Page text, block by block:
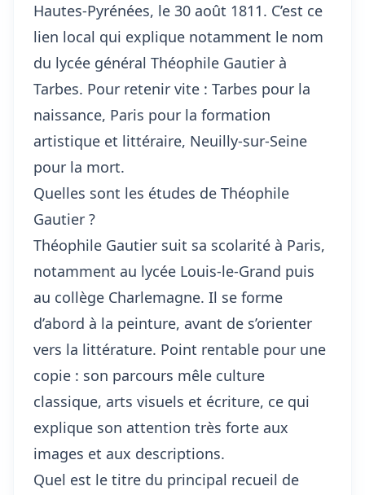
Hautes-Pyrénées, le 30 août 1811. C’est ce
lien local qui explique notamment le nom
du lycée général Théophile Gautier à
Tarbes. Pour retenir vite : Tarbes pour la
naissance, Paris pour la formation
artistique et littéraire, Neuilly-sur-Seine
pour la mort.
Quelles sont les études de Théophile
Gautier ?
Théophile Gautier suit sa scolarité à Paris,
notamment au lycée Louis-le-Grand puis
au collège Charlemagne. Il se forme
d’abord à la peinture, avant de s’orienter
vers la littérature. Point rentable pour une
copie : son parcours mêle culture
classique, arts visuels et écriture, ce qui
explique son attention très forte aux
images et aux descriptions.
Quel est le titre du principal recueil de